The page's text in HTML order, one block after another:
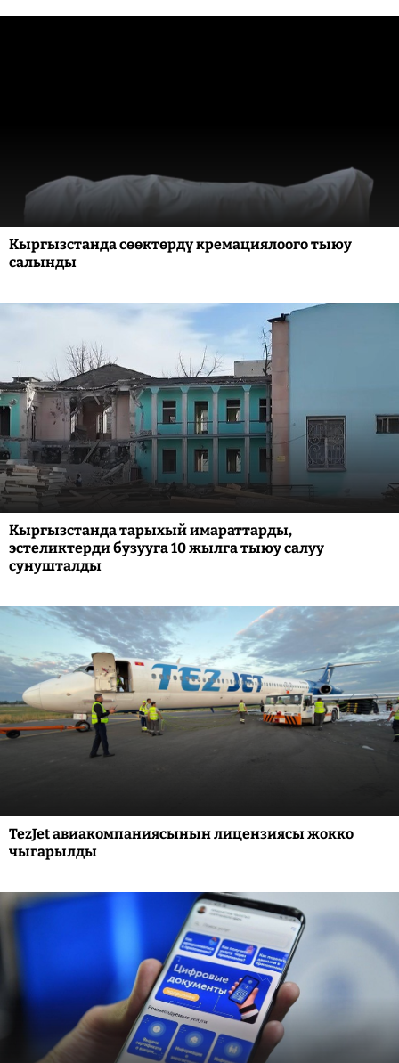
Кыргызстанда сөөктөрдү кремациялоого тыюу
салынды
Кыргызстанда тарыхый имараттарды,
эстеликтерди бузууга 10 жылга тыюу салуу
сунушталды
TezJet авиакомпаниясынын лицензиясы жокко
чыгарылды